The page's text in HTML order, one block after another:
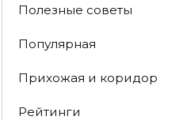
Полезные советы
Популярная
Прихожая и коридор
Рейтинги